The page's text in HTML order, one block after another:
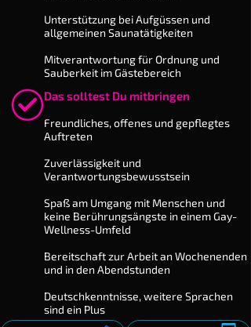
Unterstützung bei Aufgüssen und
allgemeinen Saunatätigkeiten
Mitverantwortung für Ordnung und
Sauberkeit im Gästebereich
Das solltest Du mitbringen
​Freundliches, offenes und gepflegtes
Auftreten
Zuverlässigkeit und
Verantwortungsbewusstsein
Spaß am Umgang mit Menschen und
keine Berührungsängste in einem Gay-
Wellness-Umfeld
Bereitschaft zur Arbeit an Wochenenden
und in den Abendstunden
Deutschkenntnisse, weitere Sprachen
sind ein Plus